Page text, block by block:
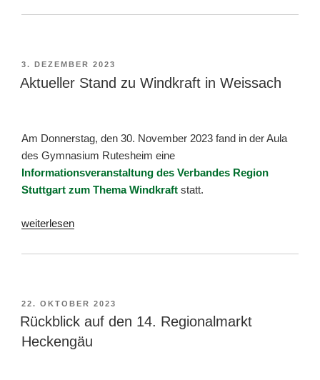
Dezember
VERÖFFENTLICHT
AM
3. DEZEMBER 2023
Aktueller Stand zu Windkraft in Weissach
Am Donnerstag, den 30. November 2023 fand in der Aula
des Gymnasium Rutesheim eine
Informationsveranstaltung des Verbandes Region
Stuttgart zum Thema Windkraft statt.
„Aktueller
zu
Weissach“
weiterlesen
VERÖFFENTLICHT
AM
22. OKTOBER 2023
Rückblick auf den 14. Regionalmarkt
Heckengäu